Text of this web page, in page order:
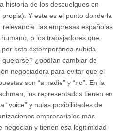
historia de los descuelgues en
Y este es el punto donde la
las empresas españolas
o los trabajadores que
esta extemporánea subida
¿podían cambiar de
negociadora para evitar que el
son “a nadie” y “no”. En la
los representados tienen en
“voice” y nulas posibilidades de
empresariales más
negocian y tienen esa legitimidad